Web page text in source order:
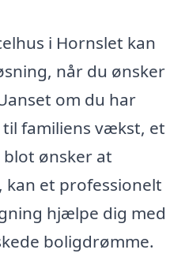
i Hornslet kan
når du ønsker
om du har
familiens vækst, et
ønsker at
et professionelt
hjælpe dig med
boligdrømme.